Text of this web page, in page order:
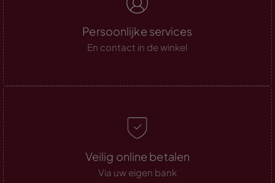
Persoonlijke services
En contact in de winkel
Veilig online betalen
Via uw eigen bank